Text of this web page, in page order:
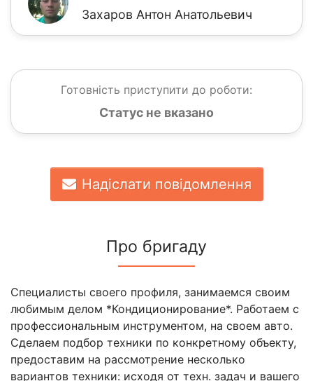
Захаров Антон Анатольевич
Готовність приступити до роботи:
Статус не вказано
Надіслати повідомлення
Про бригаду
Специалисты своего профиля, занимаемся своим
любимым делом *Кондиционирование*. Работаем с
профессиональным инструментом, на своем авто.
Сделаем подбор техники по конкретному объекту,
предоставим на рассмотрение несколько
вариантов техники: исходя от техн. задач и вашего